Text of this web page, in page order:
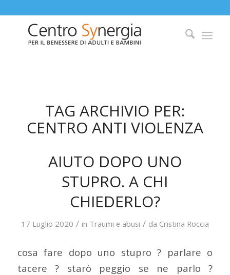
TAG ARCHIVIO PER:
CENTRO ANTI VIOLENZA
AIUTO DOPO UNO
STUPRO. A CHI
CHIEDERLO?
17 Luglio 2020 / in Traumi e abusi / da Cristina Roccia
cosa fare dopo uno stupro ? parlare o
tacere ? starò peggio se ne parlo ?